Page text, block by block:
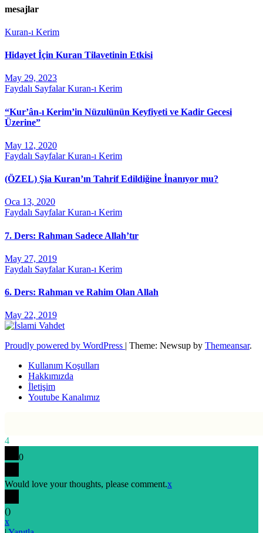
mesajlar
Kuran-ı Kerim
Hidayet İçin Kuran Tilavetinin Etkisi
May 29, 2023
Faydalı SayfalarKuran-ı Kerim
“Kur’ân-ı Kerim’in Nüzulünün Keyfiyeti ve Kadir Gecesi
Üzerine”
May 12, 2020
Faydalı SayfalarKuran-ı Kerim
(ÖZEL) Şia Kuran’ın Tahrif Edildiğine İnanıyor mu?
Oca 13, 2020
Faydalı SayfalarKuran-ı Kerim
7. Ders: Rahman Sadece Allah’tır
May 27, 2019
Faydalı SayfalarKuran-ı Kerim
6. Ders: Rahman ve Rahim Olan Allah
May 22, 2019
Proudly powered by WordPress Theme: Newsup by Themeansar.
Kullanım Koşulları
Hakkımızda
İletişim
Youtube Kanalımız
4
0
Would love your thoughts, please comment.x
()
x